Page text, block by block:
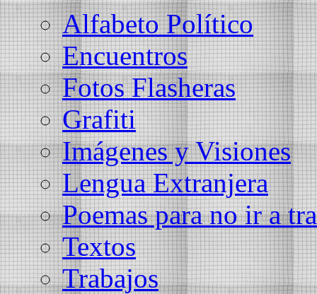
Alfabeto Político
Encuentros
Fotos Flasheras
Grafiti
Imágenes y Visiones
Lengua Extranjera
Poemas para no ir a
Textos
Trabajos